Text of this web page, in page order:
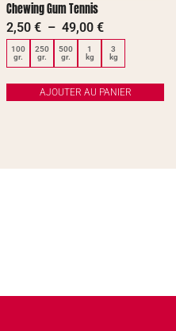
Chewing Gum Tennis
2,50 € – 49,00 €
100
gr.
250
gr.
500
gr.
1
kg
3
kg
AJOUTER AU PANIER